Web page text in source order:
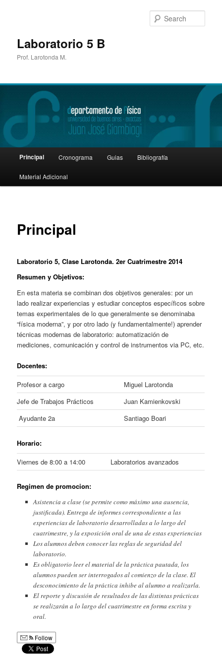
Laboratorio 5 B
Prof. Larotonda M.
Skip
to
content
Principal Cronograma Guias Bibliografía
Material Adicional
Principal
Laboratorio 5, Clase Larotonda. 2er Cuatrimestre 2014
Resumeny Objetivos:
En esta materia se combinan dos objetivos generales: por un
lado realizar experiencias y estudiar conceptos específicos sobre
temas experimentales de lo que generalmente se denominaba
“física moderna”, y por otro lado (y fundamentalmente!) aprender
técnicas modernas de laboratorio: automatización de
mediciones, comunicación y control de instrumentos via PC, etc.
Docentes:
Profesor a cargo
Miguel Larotonda
Jefe de Trabajos Prácticos
Juan Kamienkovski
Ayudante 2a
Santiago Boari
Horario:
Viernes de 8:00 a 14:00 Laboratorios avanzados
Regimen de promocion:
Asistencia a clase (se permite como máximo una ausencia,
justificada). Entrega de informes correspondiente a las
experiencias de laboratorio desarrolladas a lo largo del
cuatrimestre, y la exposición oral de una de estas experiencias
Los alumnos deben conocer las reglas de seguridad del
laboratorio.
Es obligatorio leer el material de la práctica pautada, los
alumnos pueden ser interrogados al comienzo de la clase. El
desconocimiento de la práctica inhibe al alumno a realizarla.
El reporte y discusión de resultados de las distintas prácticas
se realizarán a lo largo del cuatrimestre en forma escrita y
oral.
Follow